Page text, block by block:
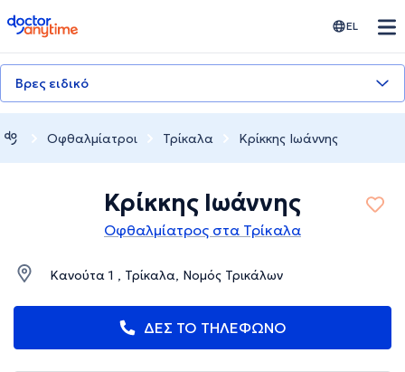
doctoranytime EL
Βρες ειδικό
Οφθαλμίατροι Τρίκαλα Κρίκκης Ιωάννης
Κρίκκης Ιωάννης
Οφθαλμίατρος στα Τρίκαλα
Κανούτα 1 , Τρίκαλα, Νομός Τρικάλων
ΔΕΣ ΤΟ ΤΗΛΕΦΩΝΟ